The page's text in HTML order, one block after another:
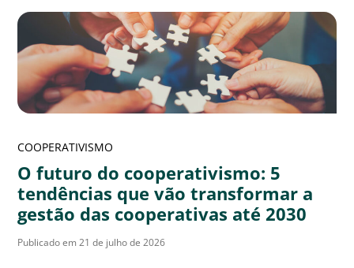
COOPERATIVISMO
O futuro do cooperativismo: 5
tendências que vão transformar a
gestão das cooperativas até 2030
Publicado em 21 de julho de 2026